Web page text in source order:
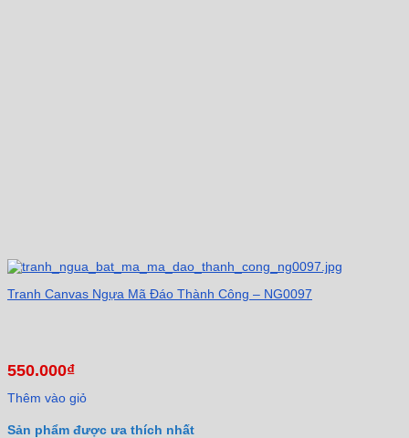
Tranh Canvas Ngựa Mã Đáo Thành Công – NG0097
550.000₫
Thêm vào giỏ
Sản phẩm được ưa thích nhất